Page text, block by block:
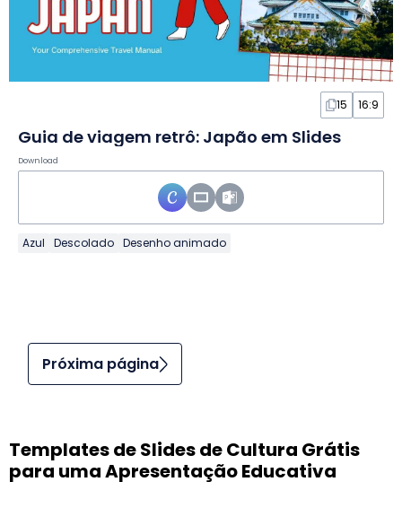
15 16:9
Guia de viagem retrô: Japão em Slides
Download
Azul Descolado Desenho animado
Próxima página
Templates de Slides de Cultura Grátis
para uma Apresentação Educativa